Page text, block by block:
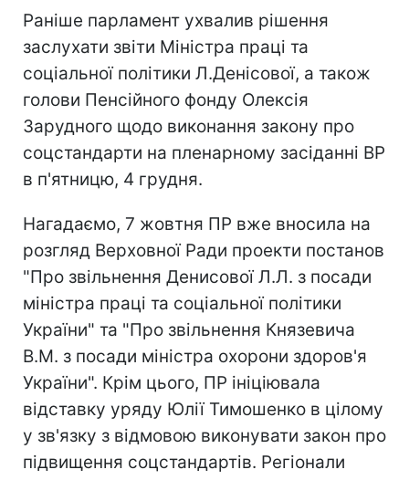
Раніше парламент ухвалив рішення
заслухати звіти Міністра праці та
соціальної політики Л.Денісової, а також
голови Пенсійного фонду Олексія
Зарудного щодо виконання закону про
соцстандарти на пленарному засіданні ВР
в п'ятницю, 4 грудня.
Нагадаємо, 7 жовтня ПР вже вносила на
розгляд Верховної Ради проекти постанов
"Про звільнення Денисової Л.Л. з посади
міністра праці та соціальної політики
України" та "Про звільнення Князевича
В.М. з посади міністра охорони здоров'я
України". Крім цього, ПР ініціювала
відставку уряду Юлії Тимошенко в цілому
у зв'язку з відмовою виконувати закон про
підвищення соцстандартів. Регіонали